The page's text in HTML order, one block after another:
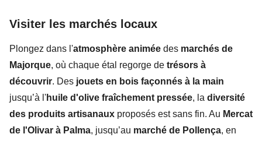
Visiter les marchés locaux
Plongez dans l'atmosphère animée des marchés de
Majorque, où chaque étal regorge de trésors à
découvrir. Des jouets en bois façonnés à la main
jusqu’à l'huile d'olive fraîchement pressée, la diversité
des produits artisanaux proposés est sans fin. Au Mercat
de l'Olivar à Palma, jusqu’au marché de Pollença, en